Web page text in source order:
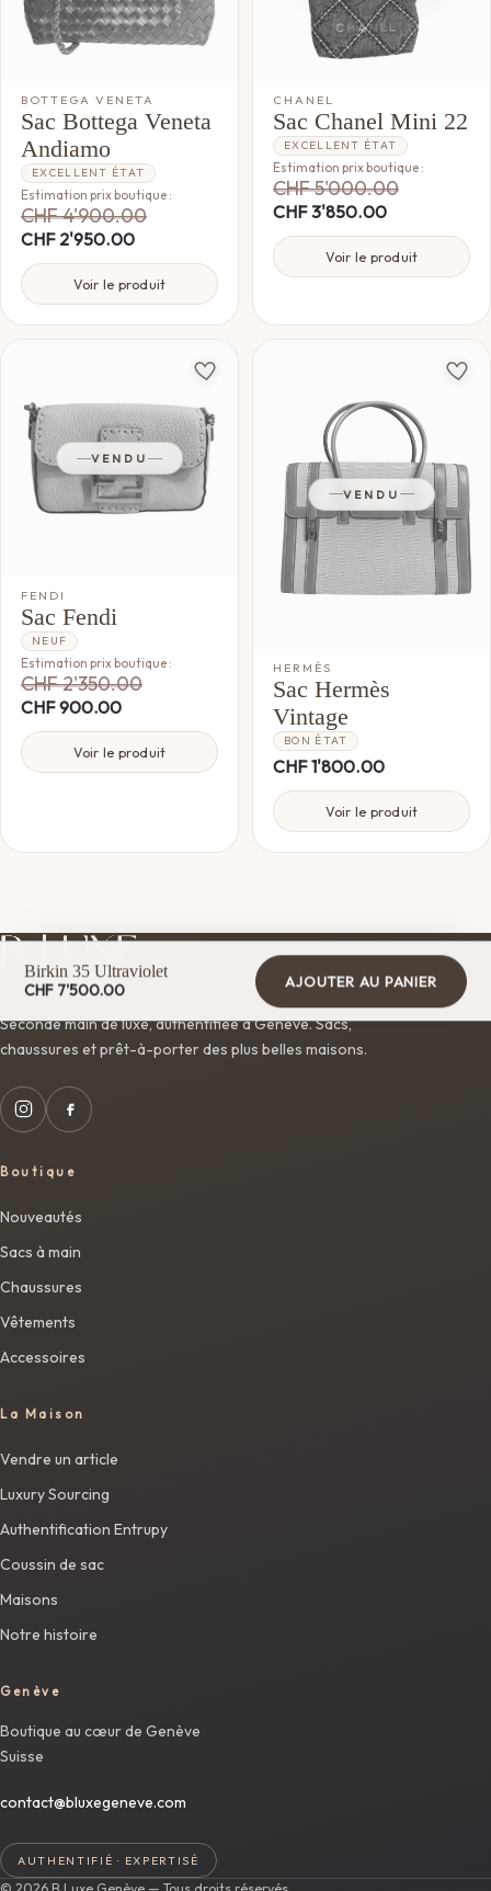
BOTTEGA VENETA
Sac Bottega Veneta
Andiamo
EXCELLENT ÉTAT
Estimation prix boutique :
CHF4'900.00
CHF2'950.00
Voir le produit
CHANEL
Sac Chanel Mini 22
EXCELLENT ÉTAT
Estimation prix boutique :
CHF5'000.00
CHF3'850.00
Voir le produit
VENDU
FENDI
Sac Fendi
NEUF
Estimation prix boutique :
CHF2'350.00
CHF900.00
Voir le produit
VENDU
HERMÈS
Sac Hermès
Vintage
BON ÉTAT
CHF1'800.00
Voir le produit
Birkin 35 Ultraviolet
CHF 7'500.00 AJOUTER AU PANIER
Seconde main de luxe, authentifiée à Genève. Sacs,
chaussures et prêt-à-porter des plus belles maisons.
Boutique
Nouveautés
Sacs à main
Chaussures
Vêtements
Accessoires
La Maison
Vendre un article
Luxury Sourcing
Authentification Entrupy
Coussin de sac
Maisons
Notre histoire
Genève
Boutique au cœur de Genève
Suisse
contact@bluxegeneve.com
AUTHENTIFIÉ · EXPERTISÉ